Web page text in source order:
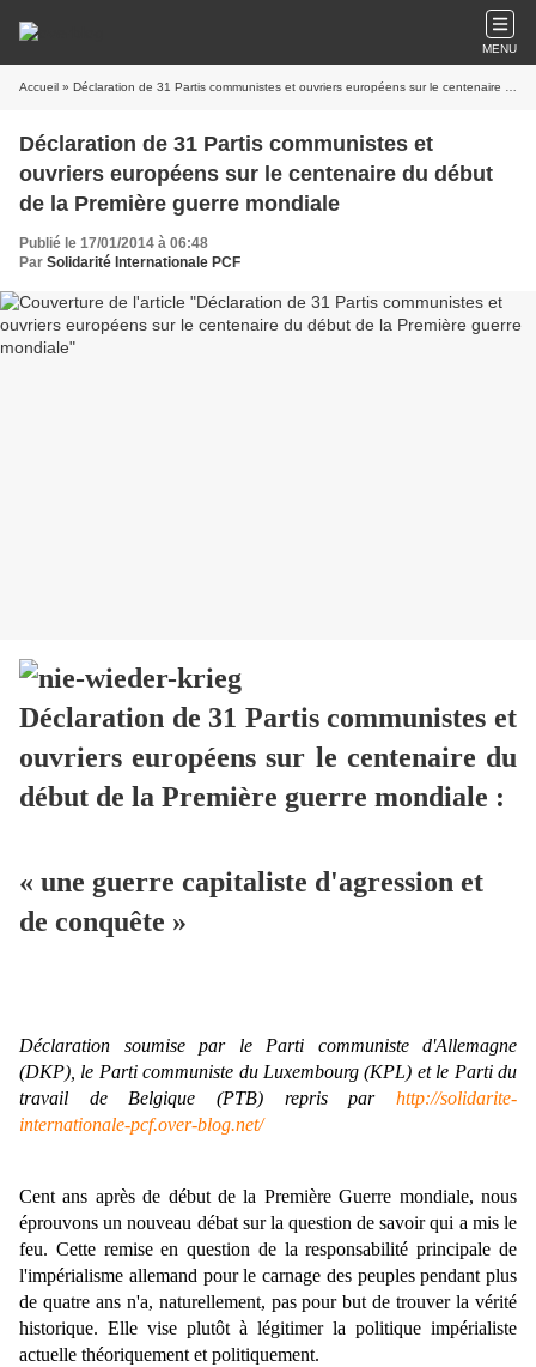
MENU
Accueil » Déclaration de 31 Partis communistes et ouvriers européens sur le centenaire du début de la Première guerre mondiale
Déclaration de 31 Partis communistes et
ouvriers européens sur le centenaire du début
de la Première guerre mondiale
Publié le 17/01/2014 à 06:48
Par Solidarité Internationale PCF
Déclaration de 31 Partis communistes et
ouvriers européens sur le centenaire du
début de la Première guerre mondiale :
« une guerre capitaliste d'agression et
de conquête »
Déclaration soumise par le Parti communiste d'Allemagne
(DKP), le Parti communiste du Luxembourg (KPL) et le Parti du
travail de Belgique (PTB) repris par http://solidarite-
internationale-pcf.over-blog.net/
Cent ans après de début de la Première Guerre mondiale, nous
éprouvons un nouveau débat sur la question de savoir qui a mis le
feu. Cette remise en question de la responsabilité principale de
l'impérialisme allemand pour le carnage des peuples pendant plus
de quatre ans n'a, naturellement, pas pour but de trouver la vérité
historique. Elle vise plutôt à légitimer la politique impérialiste
actuelle théoriquement et politiquement.